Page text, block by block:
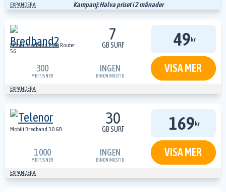
EXPANDERA Kampanj: Halva priset i 2 månader
Mobilt Bredband 7 GB Router
5G
7
GB SURF 49 kr
300
MBIT/SNER
INGEN
BINDNINGSTID
VISA MER
EXPANDERA
Mobilt Bredband 30 GB
30
GB SURF 169 kr
1 000
MBIT/SNER
INGEN
BINDNINGSTID
VISA MER
EXPANDERA